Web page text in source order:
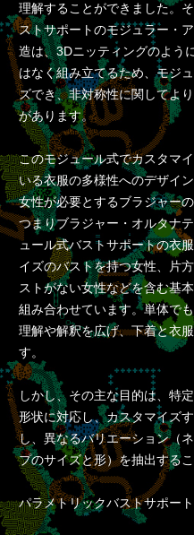
理解することができました。
ストサポートのモジュラー・
造は、3Dニッティングのよう
はなく組み立てるため、モジ
ズでき、非対称性に関してよ
があります。
このモジュール式でカスタマ
いる衣服の多様性へのデザイ
女性が必要とするブラジャー
つまりブラジャー・オルタナ
ュール式バストサポートの衣
イズのバストを持つ女性、片
ストがない女性などを含む基
組み合わせています。単体で
理解や解釈を広げ、下着と衣
す。
しかし、その主な目的は、特
形状に対応し、カスタマイズ
し、異なるバリエーション（
プのサイズと形）を抽出する
パラメトリックバストサポート